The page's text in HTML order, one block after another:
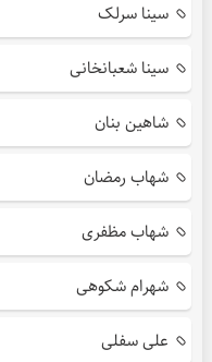
سینا سرلک
سینا شعبانخانی
شاهین بنان
شهاب رمضان
شهاب مظفری
شهرام شکوهی
علی سفلی